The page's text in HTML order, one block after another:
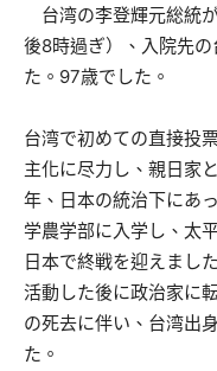
台湾の李登輝元総統
後8時過ぎ）、入院先
た。97歳でした。
台湾で初めての直接投
主化に尽力し、親日家
年、日本の統治下にあ
学農学部に入学し、太
日本で終戦を迎えまし
活動した後に政治家に
の死去に伴い、台湾出
た。